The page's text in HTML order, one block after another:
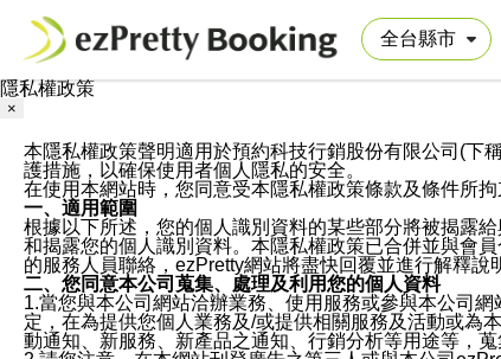
隱私權政策
×
本隱私權政策聲明適用於預約科技行銷股份有限公司(下
護措施，以確保使用者個人隱私的安全。
在使用本網站時，您同意受本隱私權政策條款及條件所
一、適用範圍
根據以下所述，您的個人識別資料的某些部分將被揭露
和揭露您的個人識別資料。本隱私權政策已合併並與會
的服務人員聯絡，ezPretty網站將盡快回覆並進行解釋說
二、您同意本公司蒐集、處理及利用您的個人資料
1.當您與本公司網站洽辦業務、使用服務或參與本公司
定，在為提供您個人業務及/或提供相關服務及活動或為
動通知、新服務、新產品之通知、行銷分析等用途等，蒐